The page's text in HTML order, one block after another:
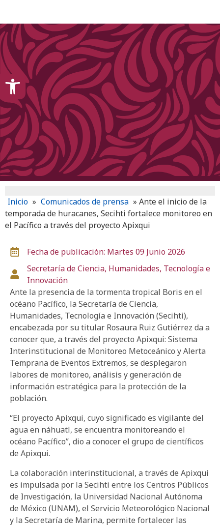
Inicio » Comunicados de prensa » Ante el inicio de la
temporada de huracanes, Secihti fortalece monitoreo en
el Pacífico a través del proyecto Apixqui
Fecha de publicación: Martes 09 Junio 2026
Secretaría de Ciencia, Humanidades, Tecnología e
Innovación
Ante la presencia de la tormenta tropical Boris en el
océano Pacífico, la Secretaría de Ciencia,
Humanidades, Tecnología e Innovación (Secihti),
encabezada por su titular Rosaura Ruiz Gutiérrez da a
conocer que, a través del proyecto Apixqui: Sistema
Interinstitucional de Monitoreo Metoceánico y Alerta
Temprana de Eventos Extremos, se desplegaron
labores de monitoreo, análisis y generación de
información estratégica para la protección de la
población.
“El proyecto Apixqui, cuyo significado es vigilante del
agua en náhuatl, se encuentra monitoreando el
océano Pacífico”, dio a conocer el grupo de científicos
de Apixqui.
La colaboración interinstitucional, a través de Apixqui
es impulsada por la Secihti entre los Centros Públicos
de Investigación, la Universidad Nacional Autónoma
de México (UNAM), el Servicio Meteorológico Nacional
y la Secretaría de Marina, permite fortalecer las
Open toolbar